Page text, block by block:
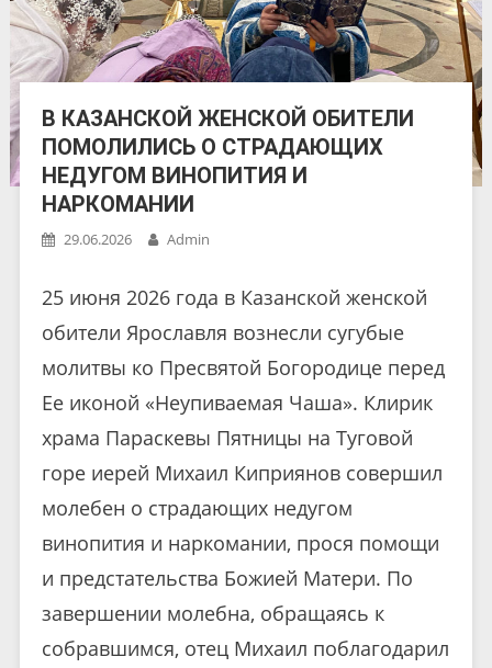
В КАЗАНСКОЙ ЖЕНСКОЙ ОБИТЕЛИ
ПОМОЛИЛИСЬ О СТРАДАЮЩИХ
НЕДУГОМ ВИНОПИТИЯ И
НАРКОМАНИИ
29.06.2026 Admin
25 июня 2026 года в Казанской женской
обители Ярославля вознесли сугубые
молитвы ко Пресвятой Богородице перед
Ее иконой «Неупиваемая Чаша». Клирик
храма Параскевы Пятницы на Туговой
горе иерей Михаил Киприянов совершил
молебен о страдающих недугом
винопития и наркомании, прося помощи
и предстательства Божией Матери. По
завершении молебна, обращаясь к
собравшимся, отец Михаил поблагодарил